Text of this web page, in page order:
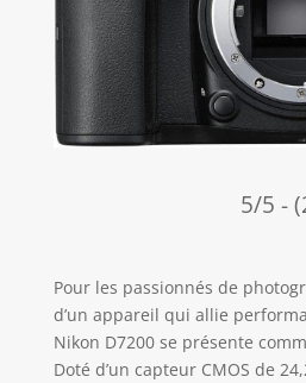
5/5 -
Pour les passionnés de
d’un appareil qui allie
Nikon D7200 se présente
Doté d’un capteur CMOS de